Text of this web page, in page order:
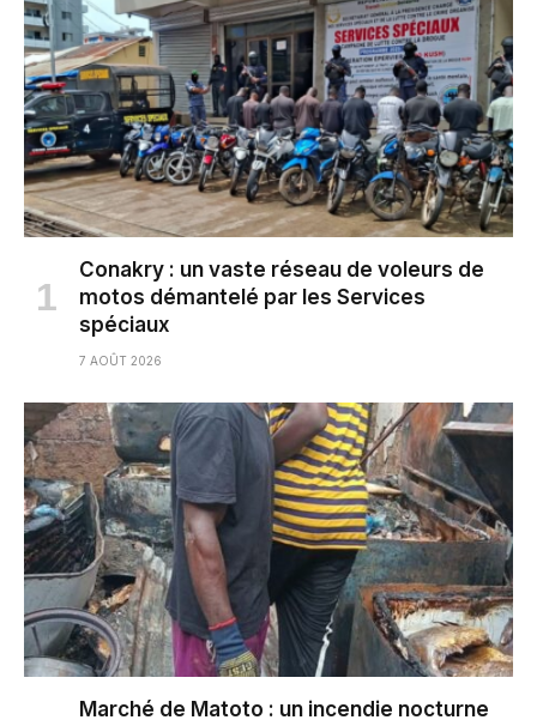
Conakry : un vaste réseau de voleurs de
motos démantelé par les Services
spéciaux
7 AOÛT 2026
Marché de Matoto : un incendie nocturne